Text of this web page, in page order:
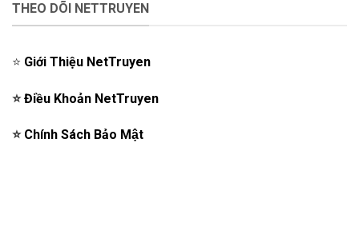
THEO DÕI NETTRUYEN
⭐️ Giới Thiệu NetTruyen
⭐️Điều Khoản NetTruyen
⭐️ Chính Sách Bảo Mật